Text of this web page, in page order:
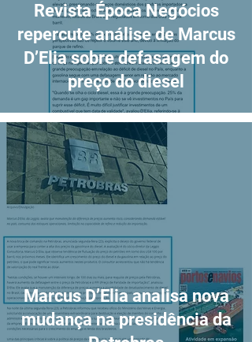
Revista Época Negócios
repercute análise de Marcus
D’Elia sobre defasagem do
preço do diesel
Marcus D’Elia analisa nova
mudança na presidência da